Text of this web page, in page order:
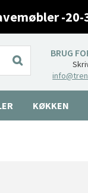
-20-
BRUG
KØKKEN